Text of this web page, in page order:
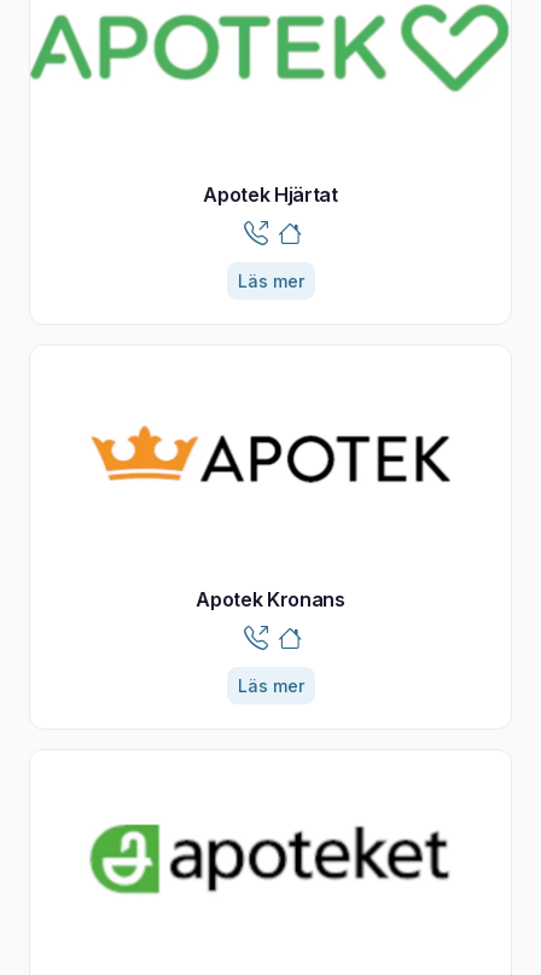
Apotek Hjärtat
Läs mer
Apotek Kronans
Läs mer